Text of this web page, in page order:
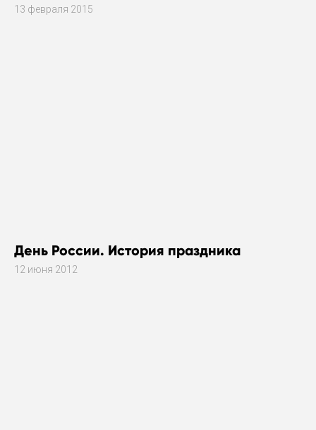
13 февраля 2015
День России. История праздника
12 июня 2012